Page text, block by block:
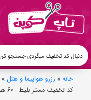
خانه» رزرو هواپیما و هتل»
کد تخفیف مستر بلیط –60 هزار تومان ویژه رزرو هتل